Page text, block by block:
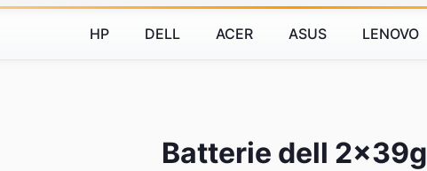
HP DELL ACER ASUS LENOVO
Batterie dell 2x39g